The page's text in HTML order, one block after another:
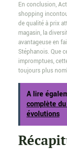
En conclusion,
shopping
de qualité à prix
magasin, la
avantageuse en
Stéphanois. Que
impromptues,
toujours plus
A lire
complète
évolutions